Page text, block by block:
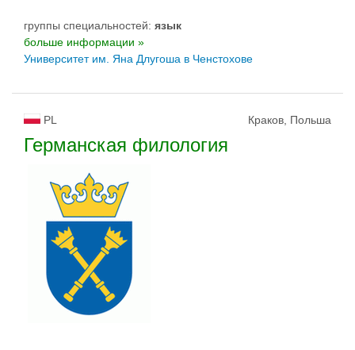
группы специальностей: язык
больше информации »
Университет им. Яна Длугоша в Ченстохове
PL Краков, Польша
Германская филология